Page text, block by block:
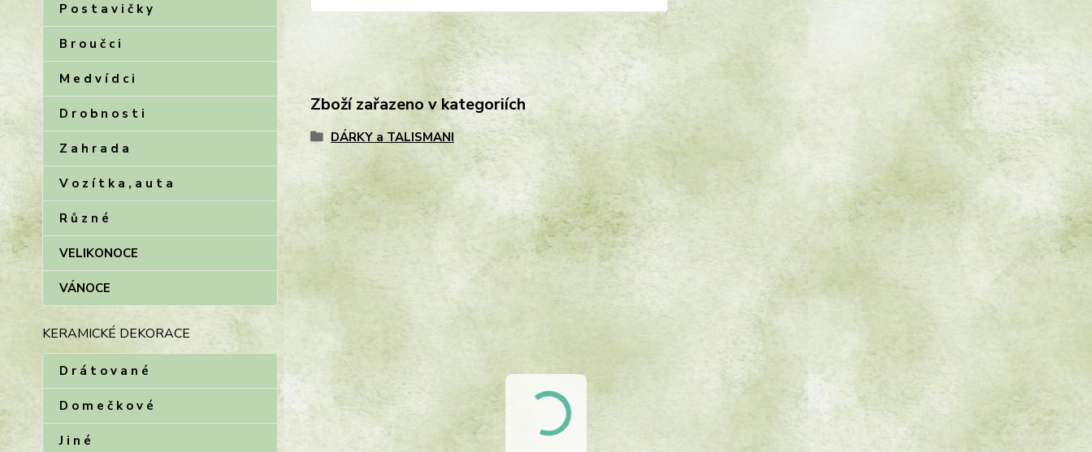
P o s t a v i č k y
B r o u č c i
M e d v í d c i
D r o b n o s t i
Z a h r a d a
V o z í t k a , a u t a
R ů z n é
VELIKONOCE
VÁNOCE
KERAMICKÉ DEKORACE
D r á t o v a n é
D o m e č k o v é
J i n é
Zboží zařazeno v kategoriích
DÁRKY a TALISMANI